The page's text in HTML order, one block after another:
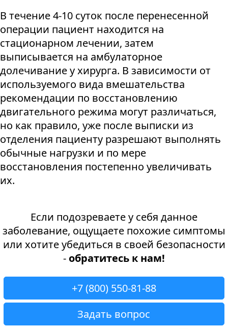
В течение 4-10 суток после перенесенной
операции пациент находится на
стационарном лечении, затем
выписывается на амбулаторное
долечивание у хирурга. В зависимости от
используемого вида вмешательства
рекомендации по восстановлению
двигательного режима могут различаться,
но как правило, уже после выписки из
отделения пациенту разрешают выполнять
обычные нагрузки и по мере
восстановления постепенно увеличивать
их.
Если подозреваете у себя данное
заболевание, ощущаете похожие симптомы
или хотите убедиться в своей безопасности
- обратитесь к нам!
+7 (800) 550-81-88
Задать вопрос